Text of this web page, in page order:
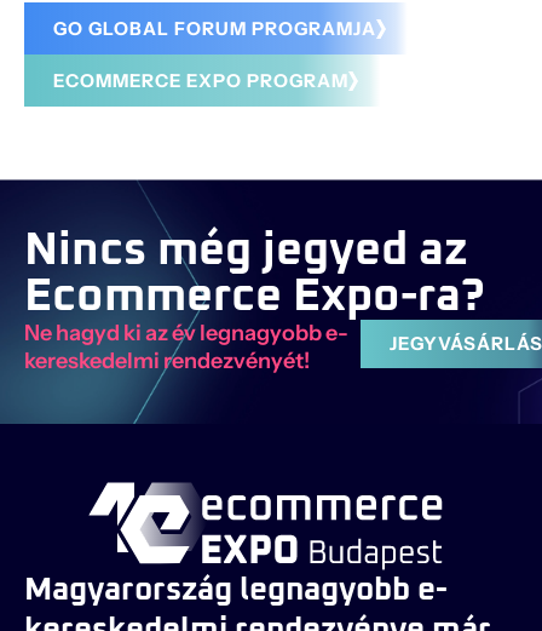
GO GLOBAL FORUM PROGRAMJA
ECOMMERCE EXPO PROGRAM
Nincs még jegyed az
Ecommerce Expo-ra?
Ne hagyd ki az év legnagyobb e-
kereskedelmi rendezvényét!
JEGYVÁSÁRLÁS
Magyarország legnagyobb e-